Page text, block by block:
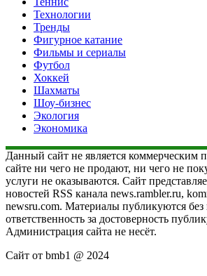
Технологии
Тренды
Фигурное катание
Фильмы и сериалы
Футбол
Хоккей
Шахматы
Шоу-бизнес
Экология
Экономика
Данный сайт не является коммерческим
сайте ни чего не продают, ни чего не
услуги не оказываются. Сайт
новостей RSS канала news.rambler.ru,
newsru.com. Материалы публикуются без
ответственность за достоверность
Администрация сайта не несёт.
Сайт от bmb1 @ 2024